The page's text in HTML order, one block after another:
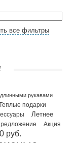
и блокноты
ежедневники
и телефонные книжки
датированные
недатированные
книжки
все фильтры
рукавами
подарки
Летнее
Акция
руб.